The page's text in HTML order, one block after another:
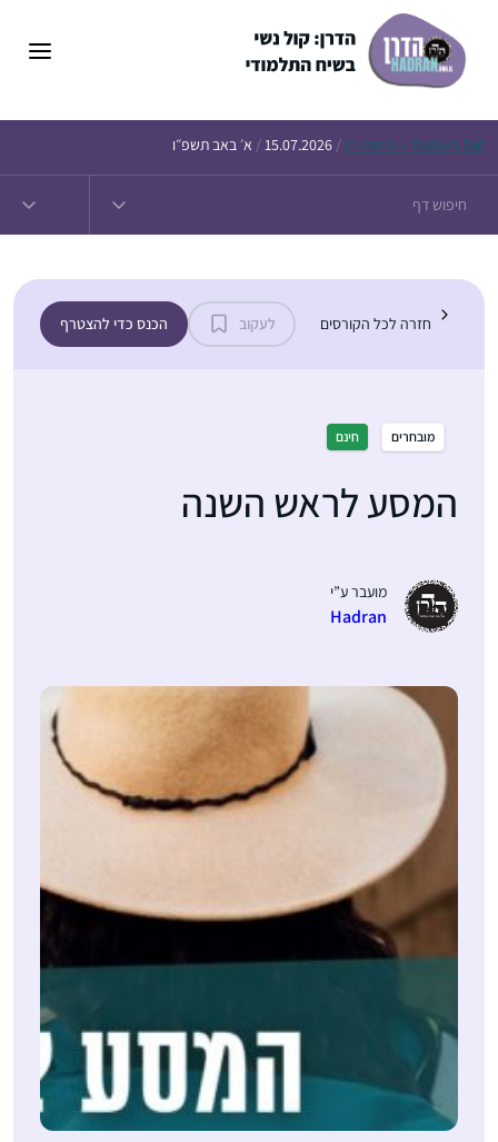
Today’s
/
15.07.2026
/א׳ באב תשפ״ו
חזרה לכל הקורסים לעקוב הכנס כדי להצטרף
מובחרים
המסע לראש השנה
מועבר ע”י
Hadran